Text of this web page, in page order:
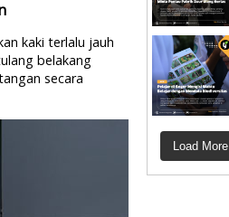
kaki terlalu jauh
belakang
secara
Load More